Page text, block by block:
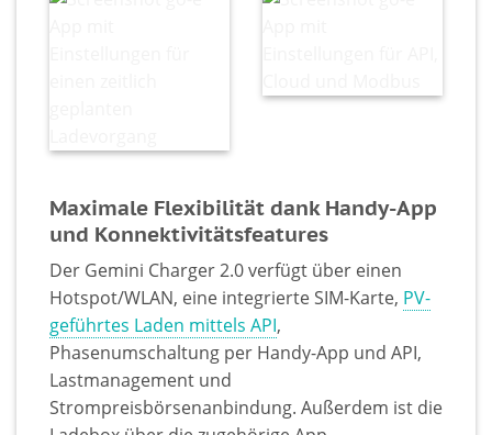
Maximale Flexibilität dank Handy-App
und Konnektivitätsfeatures
Der Gemini Charger 2.0 verfügt über einen
Hotspot/WLAN, eine integrierte SIM-Karte, PV-
geführtes Laden mittels API,
Phasenumschaltung per Handy-App und API,
Lastmanagement und
Strompreisbörsenanbindung. Außerdem ist die